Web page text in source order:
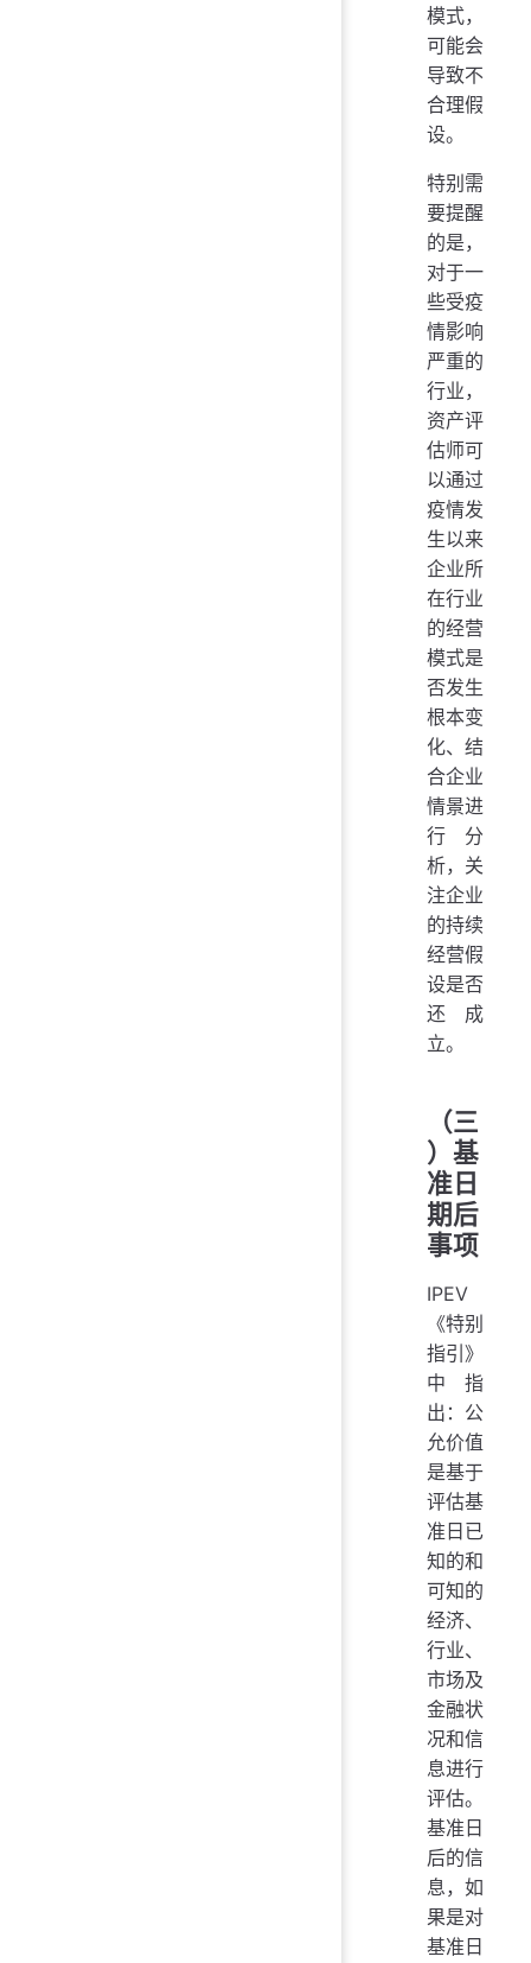
模式，
可能会
导致不
合理假
设。
特别需
要提醒
的是，
对于一
些受疫
情影响
严重的
行业，
资产评
估师可
以通过
疫情发
生以来
企业所
在行业
的经营
模式是
否发生
根本变
化、结
合企业
情景进
行分
析，关
注企业
的持续
经营假
设是否
还成
立。
（三
）基
准日
期后
事项
IPEV
《特别
指引》
中指
出：公
允价值
是基于
评估基
准日已
知的和
可知的
经济、
行业、
市场及
金融状
况和信
息进行
评估。
基准日
后的信
息，如
果是对
基准日